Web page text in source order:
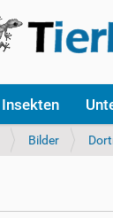
Insekten
Bilder